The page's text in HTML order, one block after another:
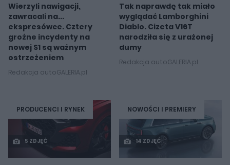
Wierzyli nawigacji,
zawracali na...
ekspresówce. Cztery
groźne incydenty na
nowej S1 są ważnym
ostrzeżeniem
Redakcja autoGALERIA.pl
Tak naprawdę tak miało
wyglądać Lamborghini
Diablo. Cizeta V16T
narodziła się z urażonej
dumy
Redakcja autoGALERIA.pl
PRODUCENCI I RYNEK
5 ZDJĘĆ
NOWOŚCI I PREMIERY
14 ZDJĘĆ